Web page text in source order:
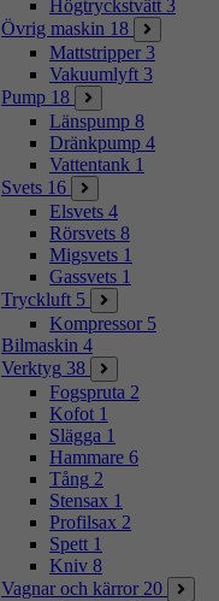
Högtryckstvätt 3
Övrig maskin 18
Mattstripper 3
Vakuumlyft 3
Pump 18
Länspump 8
Dränkpump 4
Vattentank 1
Svets 16
Elsvets 4
Rörsvets 8
Migsvets 1
Gassvets 1
Tryckluft 5
Kompressor 5
Bilmaskin 4
Verktyg 38
Fogspruta 2
Kofot 1
Slägga 1
Hammare 6
Tång 2
Stensax 1
Profilsax 2
Spett 1
Kniv 8
Vagnar och kärror 20